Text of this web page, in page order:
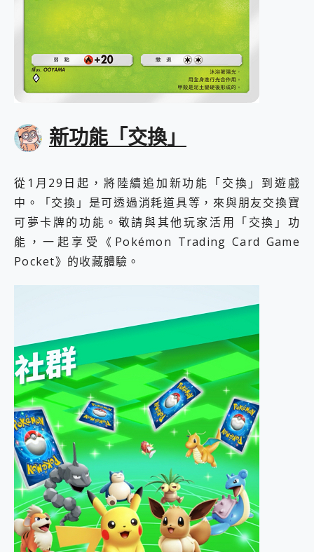
新功能「交換」
從1月29日起，將陸續追加新功能「交換」到遊戲
中。「交換」是可透過消耗道具等，來與朋友交換寶
可夢卡牌的功能。敬請與其他玩家活用「交換」功
能，一起享受《Pokémon Trading Card Game
Pocket》​的收藏體驗。